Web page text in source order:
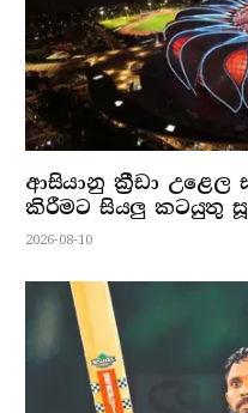
ආසියානු ක්‍රීඩා උළෙල
කිරීමට සියලු කටයුතු
2026-08-10